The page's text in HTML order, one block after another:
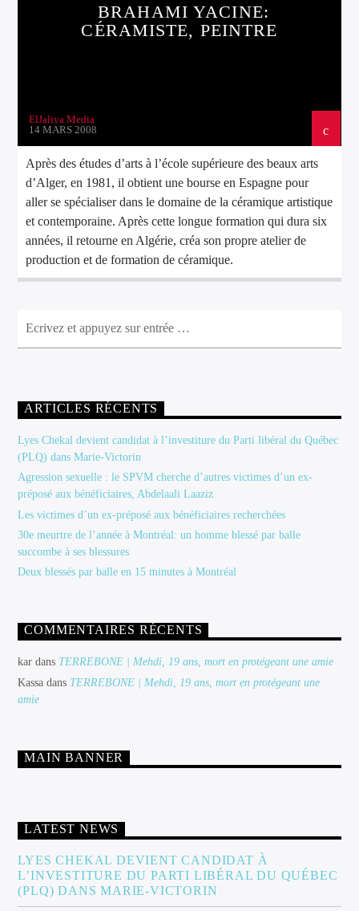
BRAHAMI YACINE:
CÉRAMISTE, PEINTRE
ElJaliya Media
14 MARS 2008
Après des études d’arts à l’école supérieure des beaux arts
d’Alger, en 1981, il obtient une bourse en Espagne pour
aller se spécialiser dans le domaine de la céramique artistique
et contemporaine. Après cette longue formation qui dura six
années, il retourne en Algérie, créa son propre atelier de
production et de formation de céramique.
ARTICLES RÉCENTS
Lyes Chekal devient candidat à l’investiture du Parti libéral du Québec
(PLQ) dans Marie-Victorin
Agression sexuelle : le SPVM cherche d’autres victimes d’un ex-
préposé aux bénéficiaires, Abdelaali Laaziz
Les victimes d’un ex-préposé aux bénéficiaires recherchées
30e meurtre de l’année à Montréal: un homme blessé par balle
succombe à ses blessures
Deux blessés par balle en 15 minutes à Montréal
COMMENTAIRES RÉCENTS
kar dans TERREBONE | Mehdi, 19 ans, mort en protégeant une amie
Kassa dans TERREBONE | Mehdi, 19 ans, mort en protégeant une
amie
MAIN BANNER
LATEST NEWS
LYES CHEKAL DEVIENT CANDIDAT À
L’INVESTITURE DU PARTI LIBÉRAL DU QUÉBEC
(PLQ) DANS MARIE-VICTORIN